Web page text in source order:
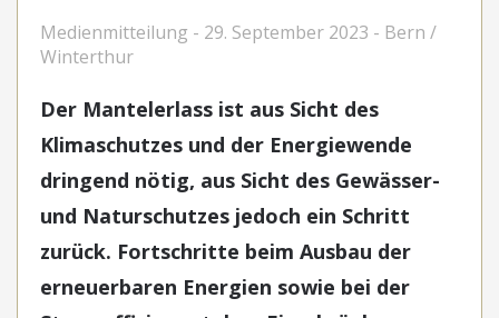
Medienmitteilung - 29. September 2023 - Bern /
Winterthur
Der Mantelerlass ist aus Sicht des
Klimaschutzes und der Energiewende
dringend nötig, aus Sicht des Gewässer-
und Naturschutzes jedoch ein Schritt
zurück. Fortschritte beim Ausbau der
erneuerbaren Energien sowie bei der